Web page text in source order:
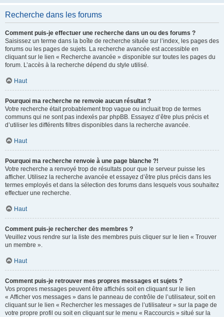
Recherche dans les forums
Comment puis-je effectuer une recherche dans un ou des forums ?
Saisissez un terme dans la boîte de recherche située sur l’index, les pages des
forums ou les pages de sujets. La recherche avancée est accessible en
cliquant sur le lien « Recherche avancée » disponible sur toutes les pages du
forum. L’accès à la recherche dépend du style utilisé.
Haut
Pourquoi ma recherche ne renvoie aucun résultat ?
Votre recherche était probablement trop vague ou incluait trop de termes
communs qui ne sont pas indexés par phpBB. Essayez d’être plus précis et
d’utiliser les différents filtres disponibles dans la recherche avancée.
Haut
Pourquoi ma recherche renvoie à une page blanche ?!
Votre recherche a renvoyé trop de résultats pour que le serveur puisse les
afficher. Utilisez la recherche avancée et essayez d’être plus précis dans les
termes employés et dans la sélection des forums dans lesquels vous souhaitez
effectuer une recherche.
Haut
Comment puis-je rechercher des membres ?
Veuillez vous rendre sur la liste des membres puis cliquer sur le lien « Trouver
un membre ».
Haut
Comment puis-je retrouver mes propres messages et sujets ?
Vos propres messages peuvent être affichés soit en cliquant sur le lien
« Afficher vos messages » dans le panneau de contrôle de l’utilisateur, soit en
cliquant sur le lien « Rechercher les messages de l’utilisateur » sur la page de
votre propre profil ou soit en cliquant sur le menu « Raccourcis » situé sur la